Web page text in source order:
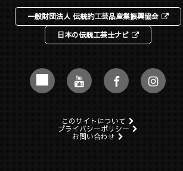
一般財団法人 伝統的工芸品産業振興協会
日本の伝統工芸士ナビ
このサイトについて
プライバシーポリシー
お問い合わせ